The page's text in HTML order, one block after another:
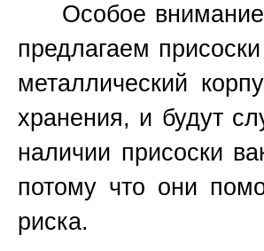
Особое внимание
предлагаем
металлический
хранения, и будут
наличии присоски
потому что они
риска.